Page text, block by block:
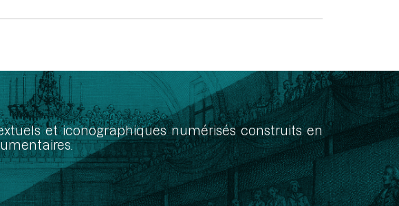
et iconographiques numérisés construits en